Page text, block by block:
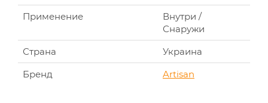
Применение
Внутри /
Снаружи
Страна
Украина
Бренд
Artisan